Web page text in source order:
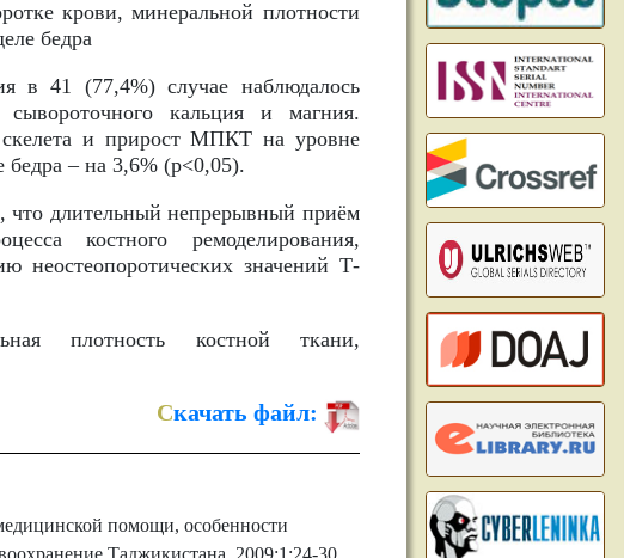
крови, минеральной плотности
бедра
в 41 (77,4%) случае наблюдалось
кальция и магния.
скелета и прирост МПКТ на уровне
бедра – на 3,6% (p<0,05).
что длительный непрерывный приём
костного ремоделирования,
неостеопоротических значений Т-
плотность костной ткани,
Скачать файл:
помощи, особенности
Таджикистана. 2009;1:24-30.